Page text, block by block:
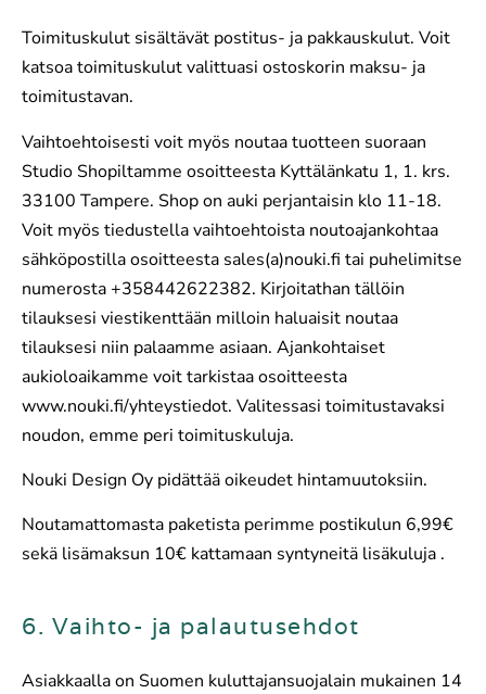
Toimituskulut sisältävät postitus- ja pakkauskulut. Voit
katsoa toimituskulut valittuasi ostoskorin maksu- ja
toimitustavan.
Vaihtoehtoisesti voit myös noutaa tuotteen suoraan
Studio Shopiltamme osoitteesta Kyttälänkatu 1, 1. krs.
33100 Tampere. Shop on auki perjantaisin klo 11-18.
Voit myös tiedustella vaihtoehtoista noutoajankohtaa
sähköpostilla osoitteesta sales(a)nouki.fi tai puhelimitse
numerosta +358442622382. Kirjoitathan tällöin
tilauksesi viestikenttään milloin haluaisit noutaa
tilauksesi niin palaamme asiaan. Ajankohtaiset
aukioloaikamme voit tarkistaa osoitteesta
www.nouki.fi/yhteystiedot. Valitessasi toimitustavaksi
noudon, emme peri toimituskuluja.
Nouki Design Oy pidättää oikeudet hintamuutoksiin.
Noutamattomasta paketista perimme postikulun 6,99€
sekä lisämaksun 10€ kattamaan syntyneitä lisäkuluja .
6. Vaihto- ja palautusehdot
Asiakkaalla on Suomen kuluttajansuojalain mukainen 14